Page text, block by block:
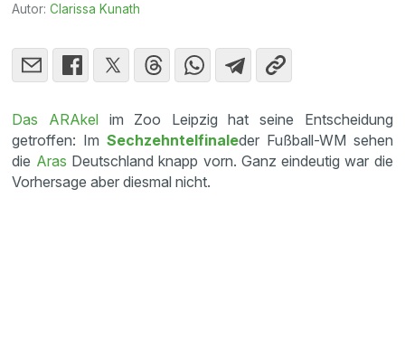
Autor:Clarissa Kunath
Das ARAkel im Zoo Leipzig hat seine Entscheidung
getroffen: Im Sechzehntelfinaleder Fußball-WM sehen
die Aras Deutschland knapp vorn. Ganz eindeutig war die
Vorhersage aber diesmal nicht.